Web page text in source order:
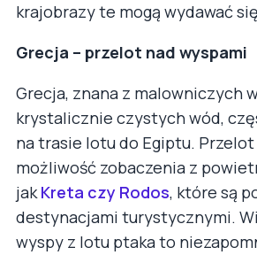
krajobrazy te mogą wydawać
Grecja – przelot nad wyspami
Grecja, znana z malowniczych
krystalicznie czystych wód,
na trasie lotu do Egiptu.
możliwość zobaczenia z
jakKreta czy Rodos, które są
destynacjami turystycznymi.
wyspy z lotu ptaka to